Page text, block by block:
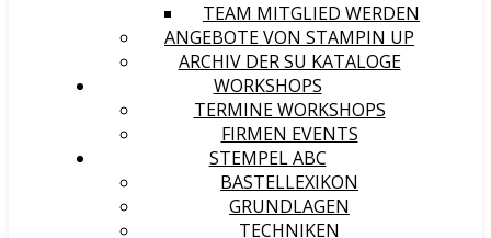
TEAM MITGLIED WERDEN
ANGEBOTE VON STAMPIN UP
ARCHIV DER SU KATALOGE
WORKSHOPS
TERMINE WORKSHOPS
FIRMEN EVENTS
STEMPEL ABC
BASTELLEXIKON
GRUNDLAGEN
TECHNIKEN